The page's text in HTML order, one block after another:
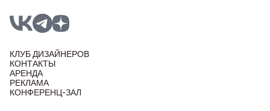
КЛУБ ДИЗАЙНЕРОВ
КОНТАКТЫ
АРЕНДА
РЕКЛАМА
КОНФЕРЕНЦ-ЗАЛ